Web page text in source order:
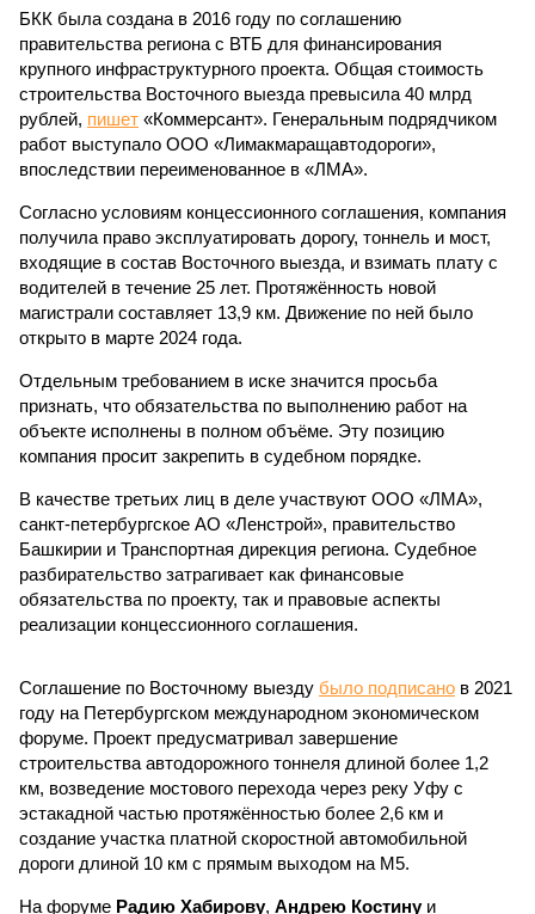
БКК была создана в 2016 году по соглашению
правительства региона с ВТБ для финансирования
крупного инфраструктурного проекта. Общая стоимость
строительства Восточного выезда превысила 40 млрд
рублей, пишет «Коммерсант». Генеральным подрядчиком
работ выступало ООО «Лимакмаращавтодороги»,
впоследствии переименованное в «ЛМА».
Согласно условиям концессионного соглашения, компания
получила право эксплуатировать дорогу, тоннель и мост,
входящие в состав Восточного выезда, и взимать плату с
водителей в течение 25 лет. Протяжённость новой
магистрали составляет 13,9 км. Движение по ней было
открыто в марте 2024 года.
Отдельным требованием в иске значится просьба
признать, что обязательства по выполнению работ на
объекте исполнены в полном объёме. Эту позицию
компания просит закрепить в судебном порядке.
В качестве третьих лиц в деле участвуют ООО «ЛМА»,
санкт-петербургское АО «Ленстрой», правительство
Башкирии и Транспортная дирекция региона. Судебное
разбирательство затрагивает как финансовые
обязательства по проекту, так и правовые аспекты
реализации концессионного соглашения.
Соглашение по Восточному выезду было подписано в 2021
году на Петербургском международном экономическом
форуме. Проект предусматривал завершение
строительства автодорожного тоннеля длиной более 1,2
км, возведение мостового перехода через реку Уфу с
эстакадной частью протяжённостью более 2,6 км и
создание участка платной скоростной автомобильной
дороги длиной 10 км с прямым выходом на М5.
На форуме Радию Хабирову, Андрею Костинуи